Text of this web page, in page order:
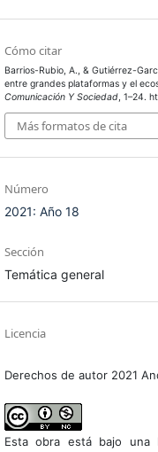
Cómo citar
Barrios-Rubio, A., & Gutiérrez-
entre grandes plataformas y el
Comunicación Y Sociedad, 1–24.
Más formatos de cita
Número
2021: Año 18
Sección
Temática general
Licencia
Derechos de autor 2021
Esta obra está bajo una